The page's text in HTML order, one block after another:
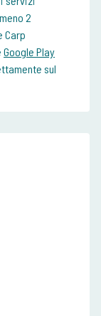
2
Carp
Google Play
sul